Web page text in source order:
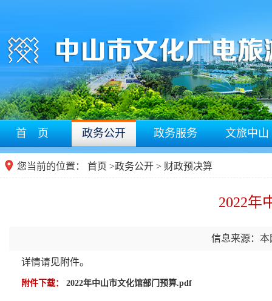
首 页 政务公开 政务服务 文旅中山
您当前的位置： 首页 >政务公开 > 财政预决算
2022年
信息来源：本
详情请见附件。
附件下载： 2022年中山市文化馆部门预算.pdf